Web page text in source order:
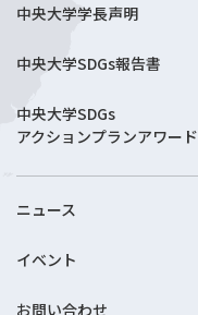
中央大学学長声明
中央大学SDGs報告書
中央大学SDGs
アクションプランアワード
ニュース
イベント
お問い合わせ